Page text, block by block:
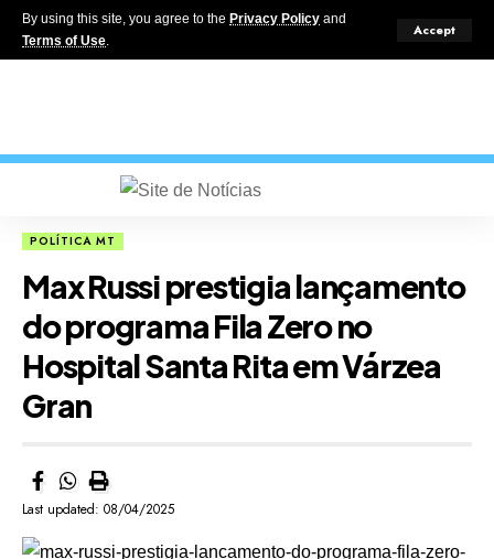
By using this site, you agree to the Privacy Policy and
Terms of Use.
Accept
POLÍTICA MT
Max Russi prestigia lançamento
do programa Fila Zero no
Hospital Santa Rita em Várzea
Gran
Last updated: 08/04/2025